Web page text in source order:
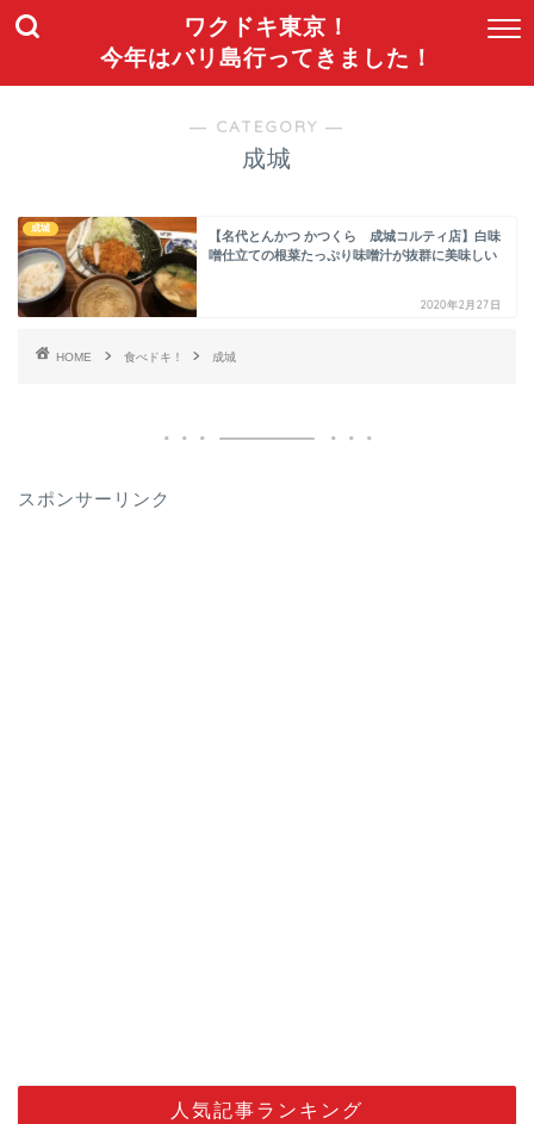
ワクドキ東京！
今年はバリ島行ってきました！
― CATEGORY ―
成城
成城
【名代とんかつ かつくら 成城コルティ店】白味
噌仕立ての根菜たっぷり味噌汁が抜群に美味しい
2020年2月27日
HOME 食べドキ！ 成城
スポンサーリンク
人気記事ランキング